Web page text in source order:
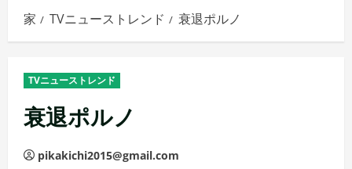
イ
マ
ニ
ュ
ー
家 TVニューストレンド 衰退ポルノ
TVニューストレンド
衰退ポルノ
pikakichi2015@gmail.com